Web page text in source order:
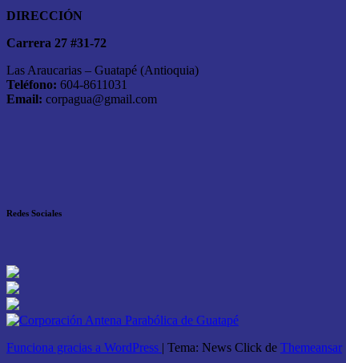
DIRECCIÓN
Carrera 27 #31-72
Las Araucarias – Guatapé (Antioquia)
Teléfono: 604-8611031
Email: corpagua@gmail.com
Redes Sociales
Funciona gracias a WordPress | Tema: News Click de Themeansar